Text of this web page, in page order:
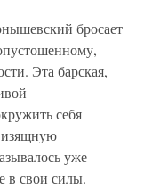
бросает
Эта барская,
себя
изящную
уже
в свои силы.